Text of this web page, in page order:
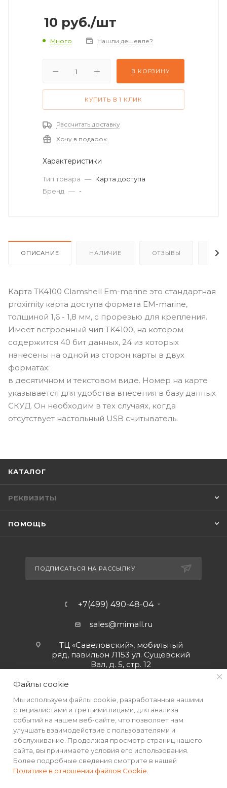
10 руб./шт
Много Нашли дешевле?
В КОРЗИНУ
КУПИТЬ В 1 КЛИК
Рассчитать доставку
Хочу в подарок
Характеристики
Тип товара — Карта доступа
Бренд — -
ОПИСАНИЕ НАЛИЧИЕ ОТЗЫВЫ
Карта TK4100 Clamshell Em-marine это стандартная
proximity карта доступа формата EМ-marine,
толщиной 1,6 - 1,8 мм, с прорезью для крепления.
Имеет встроенный чип TK4100, на котором
содержится 40 бит данных, 24 из которых
нанесены на одной из сторон карты в двух
форматах:
в десятичном и текстовом виде. Номер на карте
указывается для удобства внесения в базу данных
СКУД. Он необходим в тех случаях, когда
отсутствует настольный USB считыватель.
КАТАЛОГ
РЕКВИЗИТЫ
ПОМОЩЬ
ПОДПИСАТЬСЯ НА РАССЫЛКУ
+7(499) 490-48-04
sales@mimall.ru
ТЦ «Савеловский», мобильный
ряд, павильон Л153 ул. Сущевский
Вал, д. 5, стр. 12
2026 © Интернет-магазин MiMall® • Не является публичной
Файлы cookie
Мы используем файлы cookie, разработанные нашими
специалистами и третьими лицами, для анализа
событий на нашем веб-сайте, что позволяет нам
улучшать взаимодействие с пользователями и
обслуживание. Продолжая просмотр страниц нашего
сайта, вы принимаете условия его использования.
Более подробные сведения смотрите в нашей
Политике в отношении файлов Cookie